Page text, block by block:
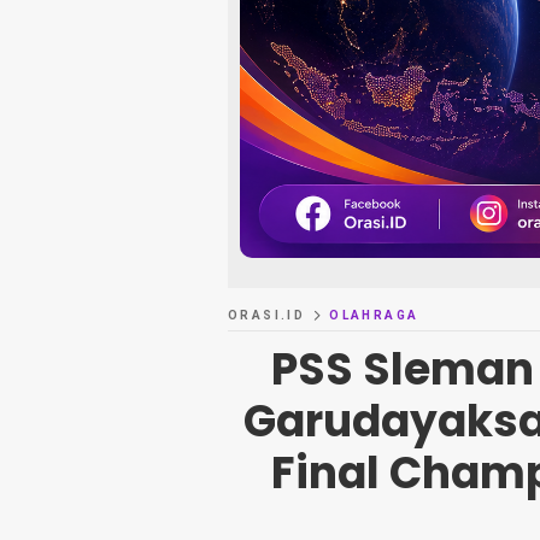
ORASI.ID OLAHRAGA
PSS
Final